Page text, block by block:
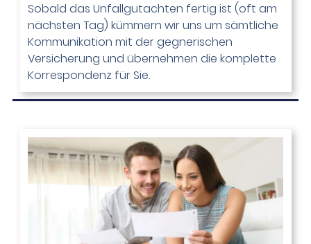
Sobald das Unfallgutachten fertig ist (oft am
nächsten Tag) kümmern wir uns um sämtliche
Kommunikation mit der gegnerischen
Versicherung und übernehmen die komplette
Korrespondenz für Sie.